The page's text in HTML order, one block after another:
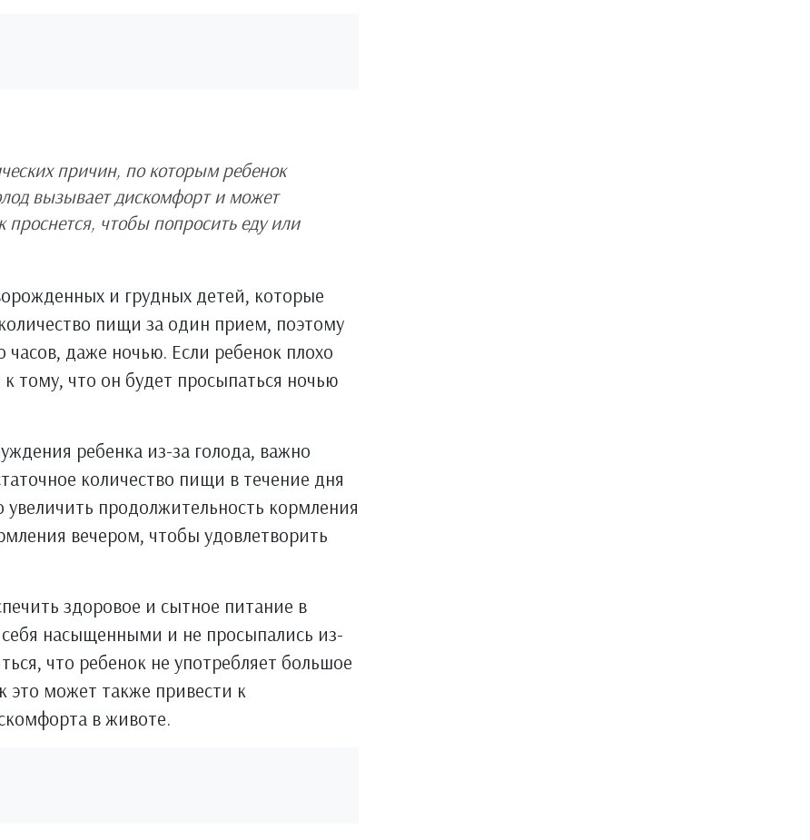
причин, по которым ребенок
вызывает дискомфорт и может
проснется, чтобы попросить еду или
и грудных детей, которые
пищи за один прием, поэтому
даже ночью. Если ребенок плохо
тому, что он будет просыпаться ночью
ребенка из-за голода, важно
количество пищи в течение дня
продолжительность кормления
вечером, чтобы удовлетворить
здоровое и сытное питание в
насыщенными и не просыпались из-
что ребенок не употребляет большое
это может также привести к
в животе.